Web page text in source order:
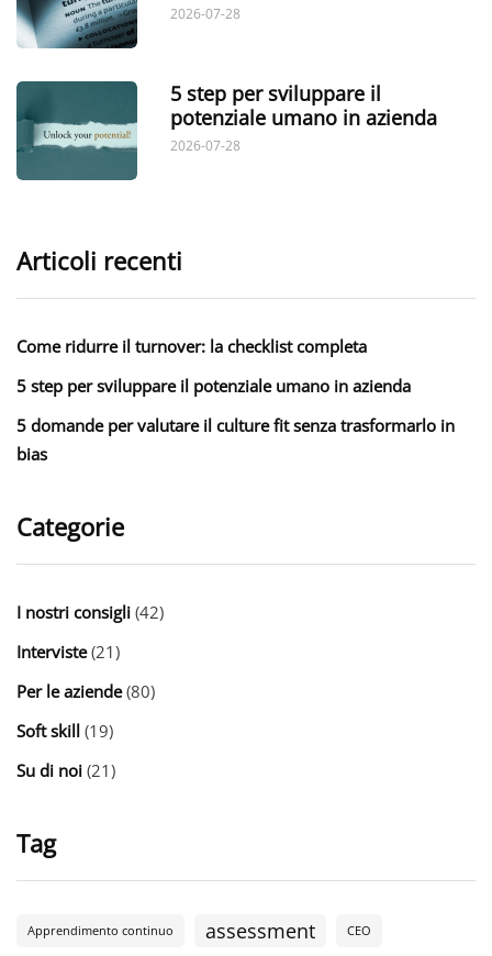
2026-07-28
5 step per sviluppare il
potenziale umano in azienda
2026-07-28
Articoli recenti
Come ridurre il turnover: la checklist completa
5 step per sviluppare il potenziale umano in azienda
5 domande per valutare il culture fit senza trasformarlo in
bias
Categorie
I nostri consigli (42)
Interviste(21)
Per le aziende(80)
Soft skill (19)
Su di noi (21)
Tag
Apprendimento continuo assessment CEO